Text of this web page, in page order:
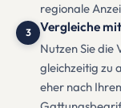
regionale
3 Vergleiche
Nutzen Sie die
gleichzeitig zu
eher nach